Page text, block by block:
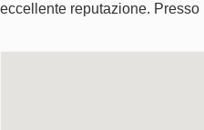
eccellente reputazione.
capiamo che imparare una
importante in una persona e il